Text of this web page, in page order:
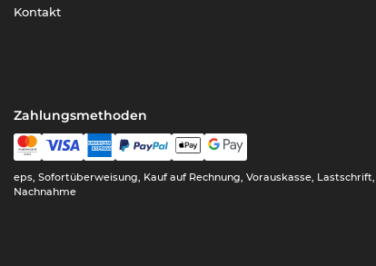
Kontakt
Zahlungsmethoden
eps, Sofortüberweisung, Kauf auf Rechnung, Vorauskasse, Lastschrift,
Nachnahme